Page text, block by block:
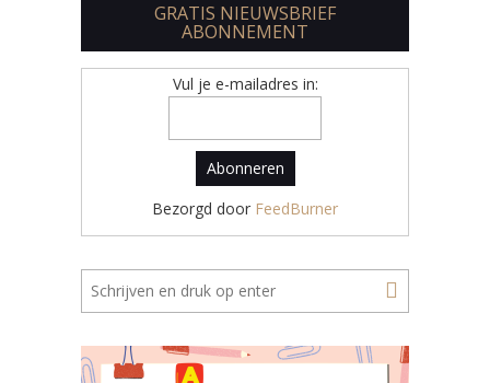
GRATIS NIEUWSBRIEF
ABONNEMENT
Vul je e-mailadres in:
Bezorgd door FeedBurner